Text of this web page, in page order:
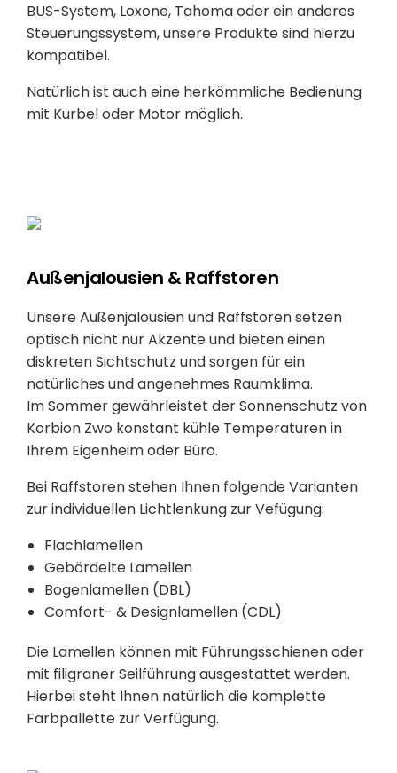
BUS-System, Loxone, Tahoma oder ein anderes
Steuerungssystem, unsere Produkte sind hierzu
kompatibel.
Natürlich ist auch eine herkömmliche Bedienung
mit Kurbel oder Motor möglich.
Außenjalousien & Raffstoren
Unsere Außenjalousien und Raffstoren setzen
optisch nicht nur Akzente und bieten einen
diskreten Sichtschutz und sorgen für ein
natürliches und angenehmes Raumklima.
Im Sommer gewährleistet der Sonnenschutz von
Korbion Zwo konstant kühle Temperaturen in
Ihrem Eigenheim oder Büro.
Bei Raffstoren stehen Ihnen folgende Varianten
zur individuellen Lichtlenkung zur Vefügung:
Flachlamellen
Gebördelte Lamellen
Bogenlamellen (DBL)
Comfort- & Designlamellen (CDL)
Die Lamellen können mit Führungsschienen oder
mit filigraner Seilführung ausgestattet werden.
Hierbei steht Ihnen natürlich die komplette
Farbpallette zur Verfügung.